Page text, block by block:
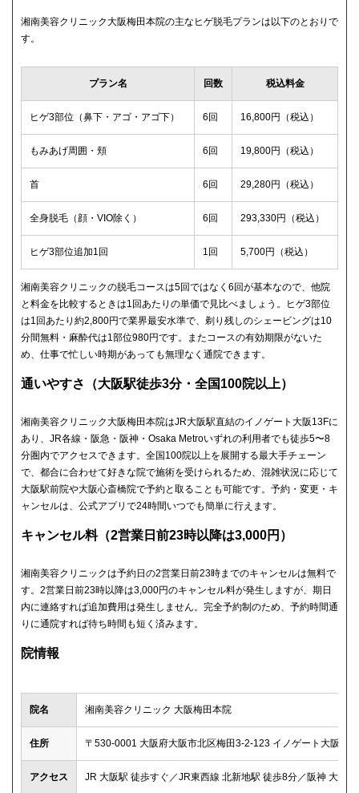
湘南美容クリニック大阪梅田本院の主なヒゲ脱毛プランは以下のとおりで
す。
プラン名 回数 税込料金
ヒゲ3部位（鼻下・アゴ・アゴ下） 6回 16,800円（税込）
もみあげ周囲・頬 6回 19,800円（税込）
首 6回 29,280円（税込）
全身脱毛（顔・VIO除く） 6回 293,330円（税込）
ヒゲ3部位追加1回 1回 5,700円（税込）
湘南美容クリニックの脱毛コースは5回ではなく6回が基本なので、他院
と料金を比較するときは1回あたりの単価で見比べましょう。ヒゲ3部位
は1回あたり約2,800円で業界最安水準で、剃り残しのシェービングは10
分間無料・麻酔代は1部位980円です。またコースの有効期限がないた
め、仕事で忙しい時期があっても無理なく通院できます。
通いやすさ（大阪駅徒歩3分・全国100院以上）
湘南美容クリニック大阪梅田本院はJR大阪駅直結のイノゲート大阪13Fに
あり、JR各線・阪急・阪神・Osaka Metroいずれの利用者でも徒歩5〜8
分圏内でアクセスできます。全国100院以上を展開する最大手チェーン
で、都合に合わせて好きな院で施術を受けられるため、混雑状況に応じて
大阪駅前院や大阪心斎橋院で予約と取ることも可能です。予約・変更・キ
ャンセルは、公式アプリで24時間いつでも簡単に行えます。
キャンセル料（2営業日前23時以降は3,000円）
湘南美容クリニックは予約日の2営業日前23時までのキャンセルは無料で
す。2営業日前23時以降は3,000円のキャンセル料が発生しますが、期日
内に連絡すれば追加費用は発生しません。完全予約制のため、予約時間通
りに通院すれば待ち時間も短く済みます。
院情報
院名 湘南美容クリニック 大阪梅田本院
住所 〒530-0001 大阪府大阪市北区梅田3-2-123 イノゲート大阪13F
アクセス JR 大阪駅 徒歩すぐ／JR東西線 北新地駅 徒歩8分／阪神 大阪